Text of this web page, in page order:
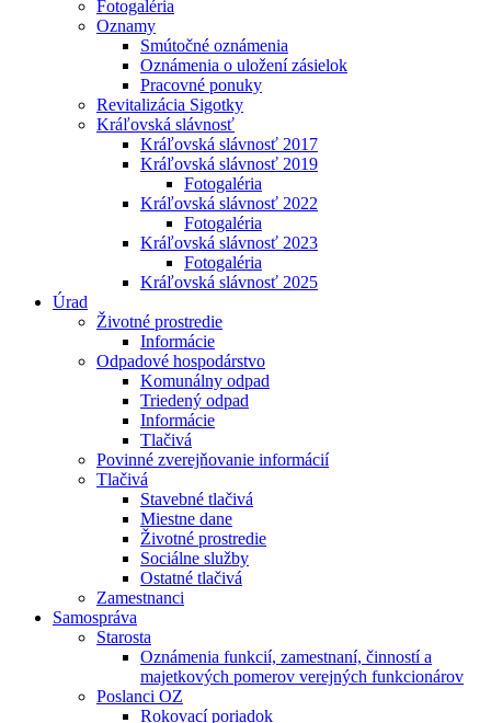
Fotogaléria
Oznamy
Smútočné oznámenia
Oznámenia o uložení zásielok
Pracovné ponuky
Revitalizácia Sigotky
Kráľovská slávnosť
Kráľovská slávnosť 2017
Kráľovská slávnosť 2019
Fotogaléria
Kráľovská slávnosť 2022
Fotogaléria
Kráľovská slávnosť 2023
Fotogaléria
Kráľovská slávnosť 2025
Úrad
Životné prostredie
Informácie
Odpadové hospodárstvo
Komunálny odpad
Triedený odpad
Informácie
Tlačivá
Povinné zverejňovanie informácií
Tlačivá
Stavebné tlačivá
Miestne dane
Životné prostredie
Sociálne služby
Ostatné tlačivá
Zamestnanci
Samospráva
Starosta
Oznámenia funkcií, zamestnaní, činností a
majetkových pomerov verejných funkcionárov
Poslanci OZ
Rokovací poriadok